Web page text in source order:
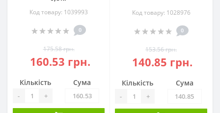
Код товару: 1039993
0
175.58 грн.
160.53 грн.
Кількість
- +
Сума
Код товару: 1028976
0
153.56 грн.
140.85 грн.
Кількість
- +
Сума